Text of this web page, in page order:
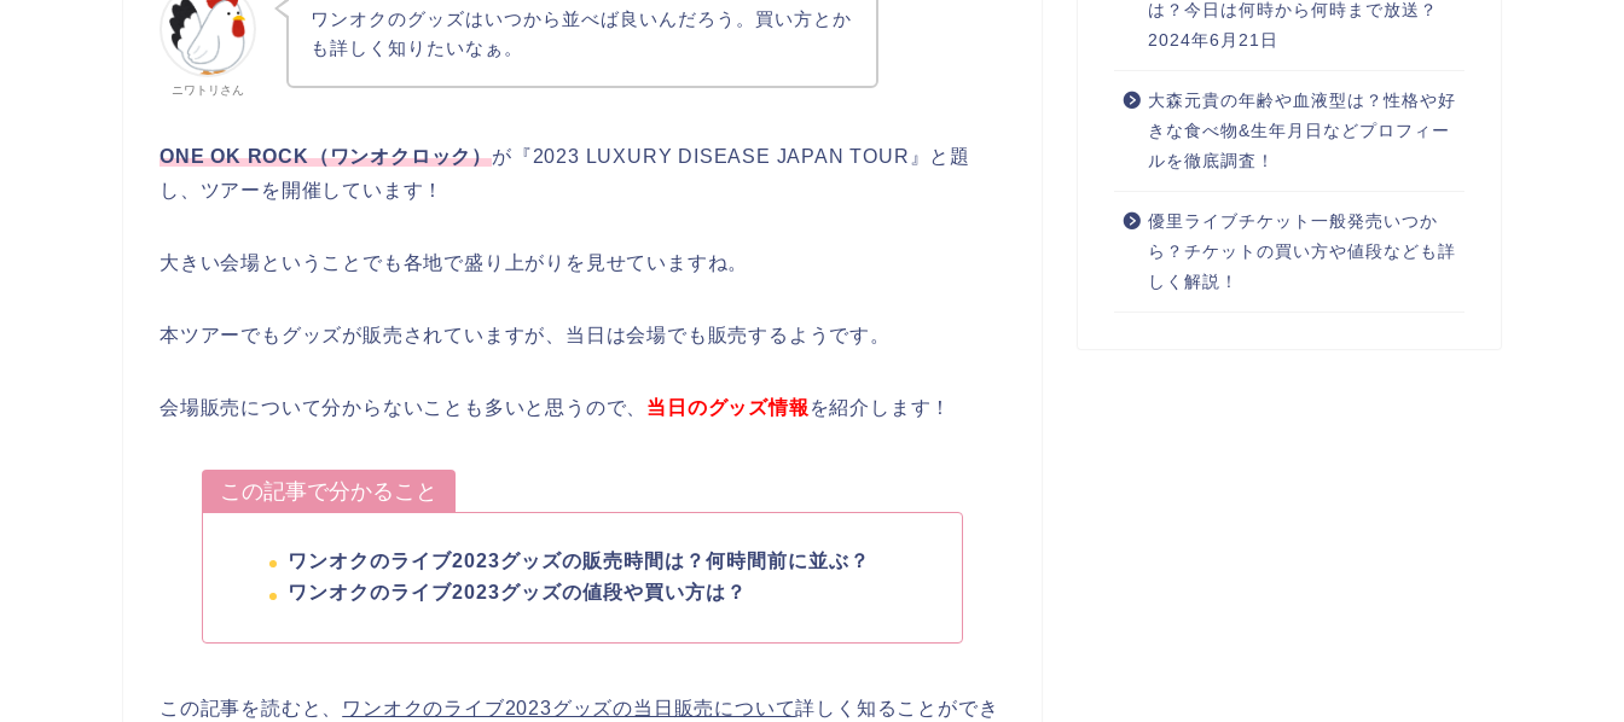
ニワトリさん
ワンオクのグッズはいつから並べば良いんだろう。買い方とか
も詳しく知りたいなぁ。
ONE OK ROCK（ワンオクロック）が『2023 LUXURY DISEASE JAPAN TOUR』と題
し、ツアーを開催しています！
大きい会場ということでも各地で盛り上がりを見せていますね。
本ツアーでもグッズが販売されていますが、当日は会場でも販売するようです。
会場販売について分からないことも多いと思うので、 当日のグッズ情報 を紹介します！
この記事で分かること
ワンオクのライブ2023グッズの販売時間は？何時間前に並ぶ？
ワンオクのライブ2023グッズの値段や買い方は？
この記事を読むと、 ワンオクのライブ2023グッズの当日販売について詳しく知ることができ
は？今日は何時から何時まで放送？
2024年6月21日
大森元貴の年齢や血液型は？性格や好
きな食べ物&生年月日などプロフィー
ルを徹底調査！
優里ライブチケット一般発売いつか
ら？チケットの買い方や値段なども詳
しく解説！